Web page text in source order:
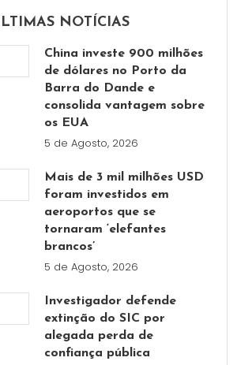
NOTÍCIAS
China investe 900 milhões
de dólares no Porto da
Barra do Dande e
consolida vantagem sobre
os EUA
5 de Agosto, 2026
Mais de 3 mil milhões USD
foram investidos em
aeroportos que se
tornaram ‘elefantes
brancos’
5 de Agosto, 2026
Investigador defende
extinção do SIC por
alegada perda de
confiança pública